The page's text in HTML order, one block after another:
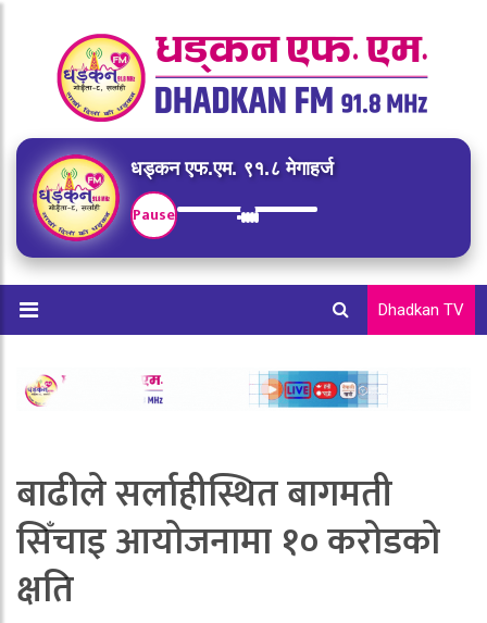
धड्कन एफ.एम. ९१.८ मेगाहर्ज
Pause
Dhadkan TV
बाढीले सर्लाहीस्थित बागमती
सिँचाइ आयोजनामा १० करोडको
क्षति